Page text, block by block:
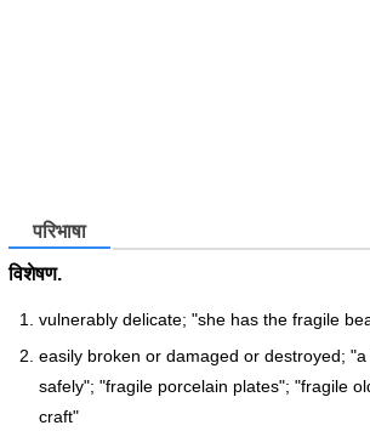
परिभाषा
विशेषण.
vulnerably delicate; "she has the fragile
easily broken or damaged or destroyed;
safely"; "fragile porcelain plates"; "fragile
craft"